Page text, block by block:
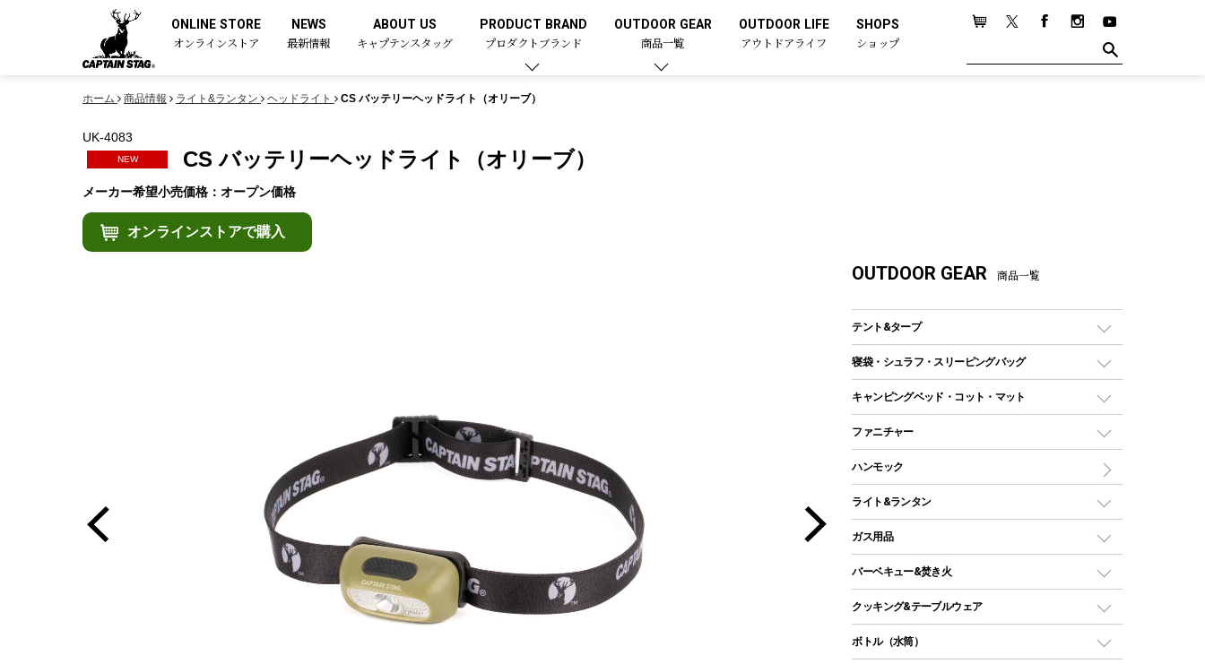
ONLINE STORE
オンラインストア
NEWS
最新情報
ABOUT US
キャプテンスタッグ
PRODUCT BRAND
プロダクトブランド
OUTDOOR GEAR
商品一覧
OUTDOOR LIFE
アウトドアライフ
SHOPS
ショップ
ホーム 商品情報 ライト&ランタン ヘッドライト CS バッテリーヘッドライト（オリーブ）
UK-4083
NEW CS バッテリーヘッドライト（オリーブ）
メーカー希望小売価格：オープン価格
オンラインストアで購入
OUTDOOR GEAR 商品一覧
テント&タープ
テント
ツールームテント
ワンポールテント
シェルターテント
ロッジ型・オリジナルテント
タープ
スクエアタープ（レクタタープ）
メッシュタープ
寝袋・シュラフ・スリーピングバッグ
レクタングラー型（封筒型）シュラフ
インナーシュラフ
キャンピングベッド・コット・マット
キャンピングベッド・コット
インフレータブルマット
ファニチャー
アウトドアテーブル
レジャーシート
ハンモック
ライト&ランタン
LEDランタン
ガスランタン
オイルランタン
LEDライト
ガス用品
ガスバーナー
ガス缶
バーベキュー&焚き火
バーベキューコンロ、グリル
焚き火台タイプ（ロースタイル）グリル
クッキング&テーブルウェア
ダッチオーブン
ボトル（水筒）